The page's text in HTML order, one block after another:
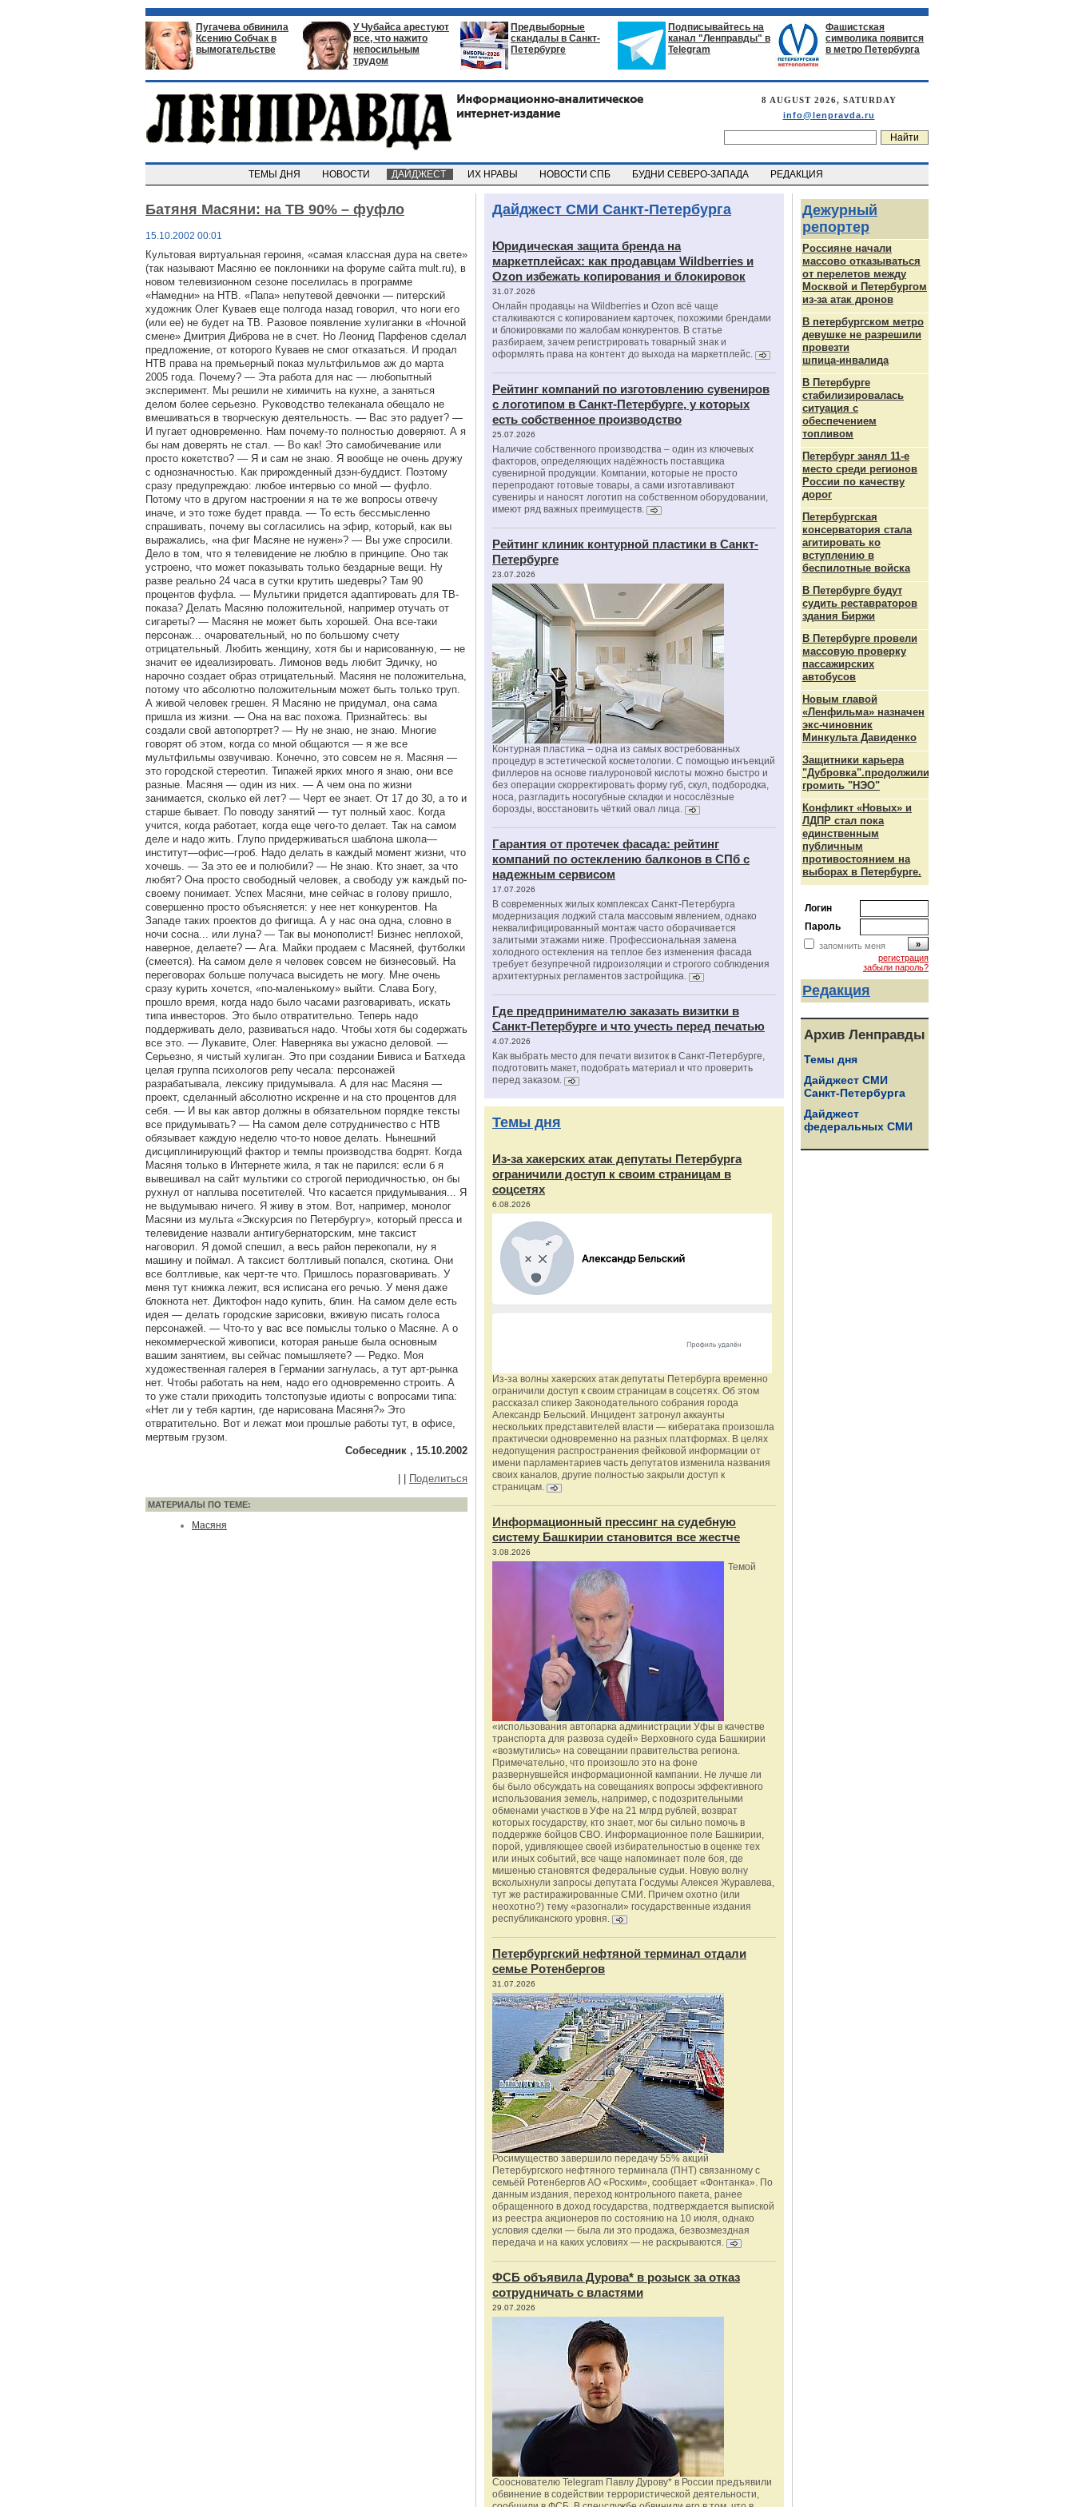
Пугачева обвинила
Ксению Собчак в
вымогательстве
У Чубайса арестуют
все, что нажито
непосильным
трудом
Предвыборные
скандалы в Санкт-
Петербурге
Подписывайтесь на
канал "Ленправды" в
Telegram
Фашистская
символика появится
в метро Петербурга
8 AUGUST 2026, SATURDAY
info@lenpravda.ru
ТЕМЫ ДНЯ НОВОСТИ ДАЙДЖЕСТ ИХ НРАВЫ НОВОСТИ СПБ БУДНИ СЕВЕРО-ЗАПАДА РЕДАКЦИЯ
Батяня Масяни: на ТВ 90% – фуфло
15.10.2002 00:01
Культовая виртуальная героиня, «самая классная дура на свете»
(так называют Масяню ее поклонники на форуме сайта mult.ru), в
новом телевизионном сезоне поселилась в программе
«Намедни» на НТВ. «Папа» непутевой девчонки — питерский
художник Олег Куваев еще полгода назад говорил, что ноги его
(или ее) не будет на ТВ. Разовое появление хулиганки в «Ночной
смене» Дмитрия Диброва не в счет. Но Леонид Парфенов сделал
предложение, от которого Куваев не смог отказаться. И продал
НТВ права на премьерный показ мультфильмов аж до марта
2005 года. Почему? — Эта работа для нас — любопытный
эксперимент. Мы решили не химичить на кухне, а заняться
делом более серьезно. Руководство телеканала обещало не
вмешиваться в творческую деятельность. — Вас это радует? —
И пугает одновременно. Нам почему-то полностью доверяют. А я
бы нам доверять не стал. — Во как! Это самобичевание или
просто кокетство? — Я и сам не знаю. Я вообще не очень дружу
с однозначностью. Как прирожденный дзэн-буддист. Поэтому
сразу предупреждаю: любое интервью со мной — фуфло.
Потому что в другом настроении я на те же вопросы отвечу
иначе, и это тоже будет правда. — То есть бессмысленно
спрашивать, почему вы согласились на эфир, который, как вы
выражались, «на фиг Масяне не нужен»? — Вы уже спросили.
Дело в том, что я телевидение не люблю в принципе. Оно так
устроено, что может показывать только бездарные вещи. Ну
разве реально 24 часа в сутки крутить шедевры? Там 90
процентов фуфла. — Мультики придется адаптировать для ТВ-
показа? Делать Масяню положительной, например отучать от
сигареты? — Масяня не может быть хорошей. Она все-таки
персонаж... очаровательный, но по большому счету
отрицательный. Любить женщину, хотя бы и нарисованную, — не
значит ее идеализировать. Лимонов ведь любит Эдичку, но
нарочно создает образ отрицательный. Масяня не положительна,
потому что абсолютно положительным может быть только труп.
А живой человек грешен. Я Масяню не придумал, она сама
пришла из жизни. — Она на вас похожа. Признайтесь: вы
создали свой автопортрет? — Ну не знаю, не знаю. Многие
говорят об этом, когда со мной общаются — я же все
мультфильмы озвучиваю. Конечно, это совсем не я. Масяня —
это городской стереотип. Типажей ярких много я знаю, они все
разные. Масяня — один из них. — А чем она по жизни
занимается, сколько ей лет? — Черт ее знает. От 17 до 30, а то и
старше бывает. По поводу занятий — тут полный хаос. Когда
учится, когда работает, когда еще чего-то делает. Так на самом
деле и надо жить. Глупо придерживаться шаблона школа—
институт—офис—гроб. Надо делать в каждый момент жизни, что
хочешь. — За это ее и полюбили? — Не знаю. Кто знает, за что
любят? Она просто свободный человек, а свободу уж каждый по-
своему понимает. Успех Масяни, мне сейчас в голову пришло,
совершенно просто объясняется: у нее нет конкурентов. На
Западе таких проектов до фигища. А у нас она одна, словно в
ночи сосна... или луна? — Так вы монополист! Бизнес неплохой,
наверное, делаете? — Ага. Майки продаем с Масяней, футболки
(смеется). На самом деле я человек совсем не бизнесовый. На
переговорах больше получаса высидеть не могу. Мне очень
сразу курить хочется, «по-маленькому» выйти. Слава Богу,
прошло время, когда надо было часами разговаривать, искать
типа инвесторов. Это было отвратительно. Теперь надо
поддерживать дело, развиваться надо. Чтобы хотя бы содержать
все это. — Лукавите, Олег. Наверняка вы ужасно деловой. —
Серьезно, я чистый хулиган. Это при создании Бивиса и Батхеда
целая группа психологов репу чесала: персонажей
разрабатывала, лексику придумывала. А для нас Масяня —
проект, сделанный абсолютно искренне и на сто процентов для
себя. — И вы как автор должны в обязательном порядке тексты
все придумывать? — На самом деле сотрудничество с НТВ
обязывает каждую неделю что-то новое делать. Нынешний
дисциплинирующий фактор и темпы производства бодрят. Когда
Масяня только в Интернете жила, я так не парился: если б я
вывешивал на сайт мультики со строгой периодичностью, он бы
рухнул от наплыва посетителей. Что касается придумывания... Я
не выдумываю ничего. Я живу в этом. Вот, например, монолог
Масяни из мульта «Экскурсия по Петербургу», который пресса и
телевидение назвали антигубернаторским, мне таксист
наговорил. Я домой спешил, а весь район перекопали, ну я
машину и поймал. А таксист болтливый попался, скотина. Они
все болтливые, как черт-те что. Пришлось поразговаривать. У
меня тут книжка лежит, вся исписана его речью. У меня даже
блокнота нет. Диктофон надо купить, блин. На самом деле есть
идея — делать городские зарисовки, вживую писать голоса
персонажей. — Что-то у вас все помыслы только о Масяне. А о
некоммерческой живописи, которая раньше была основным
вашим занятием, вы сейчас помышляете? — Редко. Моя
художественная галерея в Германии загнулась, а тут арт-рынка
нет. Чтобы работать на нем, надо его одновременно строить. А
то уже стали приходить толстопузые идиоты с вопросами типа:
«Нет ли у тебя картин, где нарисована Масяня?» Это
отвратительно. Вот и лежат мои прошлые работы тут, в офисе,
мертвым грузом.
Собеседник , 15.10.2002
Поделиться
МАТЕРИАЛЫ ПО ТЕМЕ:
Масяня
Дайджест СМИ Санкт-Петербурга
Юридическая защита бренда на
маркетплейсах: как продавцам Wildberries и
Ozon избежать копирования и блокировок
31.07.2026
Онлайн продавцы на Wildberries и Ozon всё чаще
сталкиваются с копированием карточек, похожими брендами
и блокировками по жалобам конкурентов. В статье
разбираем, зачем регистрировать товарный знак и
оформлять права на контент до выхода на маркетплейс.
Рейтинг компаний по изготовлению сувениров
с логотипом в Санкт-Петербурге, у которых
есть собственное производство
25.07.2026
Наличие собственного производства – один из ключевых
факторов, определяющих надёжность поставщика
сувенирной продукции. Компании, которые не просто
перепродают готовые товары, а сами изготавливают
сувениры и наносят логотип на собственном оборудовании,
имеют ряд важных преимуществ.
Рейтинг клиник контурной пластики в Санкт-
Петербурге
23.07.2026
Контурная пластика – одна из самых востребованных
процедур в эстетической косметологии. С помощью инъекций
филлеров на основе гиалуроновой кислоты можно быстро и
без операции скорректировать форму губ, скул, подбородка,
носа, разгладить носогубные складки и носослёзные
борозды, восстановить чёткий овал лица.
Гарантия от протечек фасада: рейтинг
компаний по остеклению балконов в СПб с
надежным сервисом
17.07.2026
В современных жилых комплексах Санкт-Петербурга
модернизация лоджий стала массовым явлением, однако
неквалифицированный монтаж часто оборачивается
залитыми этажами ниже. Профессиональная замена
холодного остекления на теплое без изменения фасада
требует безупречной гидроизоляции и строгого соблюдения
архитектурных регламентов застройщика.
Где предпринимателю заказать визитки в
Санкт-Петербурге и что учесть перед печатью
4.07.2026
Как выбрать место для печати визиток в Санкт-Петербурге,
подготовить макет, подобрать материал и что проверить
перед заказом.
Темы дня
Из‑за хакерских атак депутаты Петербурга
ограничили доступ к своим страницам в
соцсетях
6.08.2026
Из‑за волны хакерских атак депутаты Петербурга временно
ограничили доступ к своим страницам в соцсетях. Об этом
рассказал спикер Законодательного собрания города
Александр Бельский. Инцидент затронул аккаунты
нескольких представителей власти — кибератака произошла
практически одновременно на разных платформах. В целях
недопущения распространения фейковой информации от
имени парламентариев часть депутатов изменила названия
своих каналов, другие полностью закрыли доступ к
страницам.
Информационный прессинг на судебную
систему Башкирии становится все жестче
3.08.2026
Темой
«использования автопарка администрации Уфы в качестве
транспорта для развоза судей» Верховного суда Башкирии
«возмутились» на совещании правительства региона.
Примечательно, что произошло это на фоне
развернувшейся информационной кампании. Не лучше ли
бы было обсуждать на совещаниях вопросы эффективного
использования земель, например, с подозрительными
обменами участков в Уфе на 21 млрд рублей, возврат
которых государству, кто знает, мог бы сильно помочь в
поддержке бойцов СВО. Информационное поле Башкирии,
порой, удивляющее своей избирательностью в оценке тех
или иных событий, все чаще напоминает поле боя, где
мишенью становятся федеральные судьи. Новую волну
всколыхнули запросы депутата Госдумы Алексея Журавлева,
тут же растиражированные СМИ. Причем охотно (или
неохотно?) тему «разогнали» государственные издания
республиканского уровня.
Петербургский нефтяной терминал отдали
семье Ротенбергов
31.07.2026
Росимущество завершило передачу 55% акций
Петербургского нефтяного терминала (ПНТ) связанному с
семьёй Ротенбергов АО «Росхим», сообщает «Фонтанка». По
данным издания, переход контрольного пакета, ранее
обращенного в доход государства, подтверждается выпиской
из реестра акционеров по состоянию на 10 июля, однако
условия сделки — была ли это продажа, безвозмездная
передача и на каких условиях — не раскрываются.
ФСБ объявила Дурова* в розыск за отказ
сотрудничать с властями
29.07.2026
Сооснователю Telegram Павлу Дурову* в России предъявили
обвинение в содействии террористической деятельности,
Дежурный
репортер
Россияне начали
массово отказываться
от перелетов между
Москвой и Петербургом
из-за атак дронов
В петербургском метро
девушке не разрешили
провезти
шпица‑инвалида
В Петербурге
стабилизировалась
ситуация с
обеспечением
топливом
Петербург занял 11-е
место среди регионов
России по качеству
дорог
Петербургская
консерватория стала
агитировать ко
вступлению в
беспилотные войска
В Петербурге будут
судить реставраторов
здания Биржи
В Петербурге провели
массовую проверку
пассажирских
автобусов
Новым главой
«Ленфильма» назначен
экс-чиновник
Минкульта Давиденко
Защитники карьера
"Дубровка".продолжили
громить "НЭО"
Конфликт «Новых» и
ЛДПР стал пока
единственным
публичным
противостоянием на
выборах в Петербурге.
Логин
Пароль
запомнить меня
регистрация
забыли пароль?
Редакция
Архив Ленправды
Темы дня
Дайджест СМИ
Санкт-Петербурга
Дайджест
федеральных СМИ